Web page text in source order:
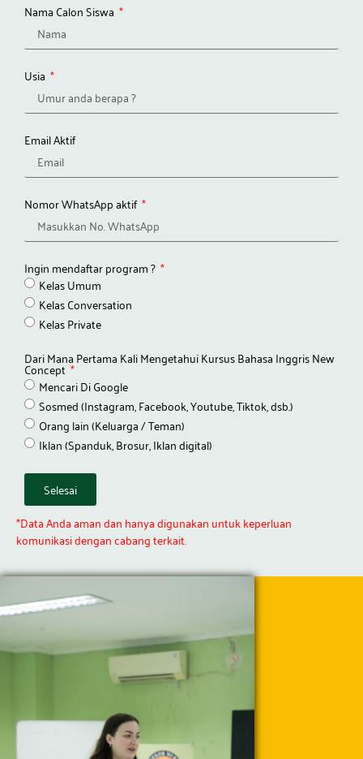
Nama Calon Siswa
Usia
Email Aktif
Nomor WhatsApp aktif
Ingin mendaftar program ?
Kelas Umum
Kelas Conversation
Kelas Private
Dari Mana Pertama Kali Mengetahui Kursus Bahasa Inggris New
Concept
Mencari Di Google
Sosmed (Instagram, Facebook, Youtube, Tiktok, dsb.)
Orang lain (Keluarga / Teman)
Iklan (Spanduk, Brosur, Iklan digital)
Selesai
*Data Anda aman dan hanya digunakan untuk keperluan
komunikasi dengan cabang terkait.